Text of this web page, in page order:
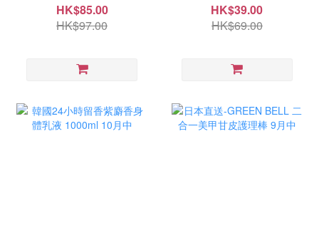
HK$85.00
HK$97.00
HK$39.00
HK$69.00